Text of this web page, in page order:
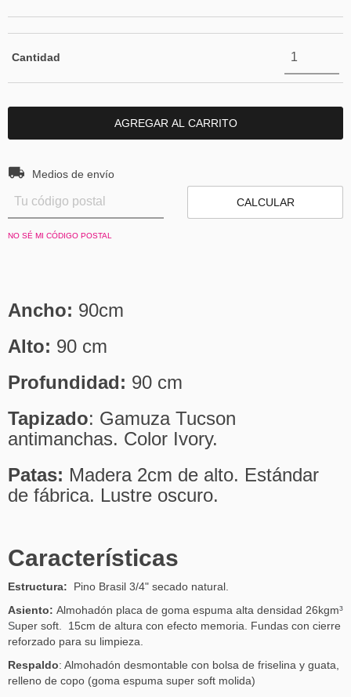
Cantidad
Entregas para el CP:
Medios de envío
CALCULAR
NO SÉ MI CÓDIGO POSTAL
Ancho: 90cm
Alto: 90 cm
Profundidad: 90 cm
Tapizado: Gamuza Tucson
antimanchas. Color Ivory.
Patas: Madera 2cm de alto. Estándar
de fábrica. Lustre oscuro.
Características
Estructura:
Pino Brasil 3/4" secado natural.
Asiento: Almohadón placa de goma espuma alta densidad 26kgm³
Super soft. 15cm de altura con efecto memoria. Fundas con cierre
reforzado para su limpieza.
Respaldo: Almohadón desmontable con bolsa de friselina y guata,
relleno de copo (goma espuma super soft molida)